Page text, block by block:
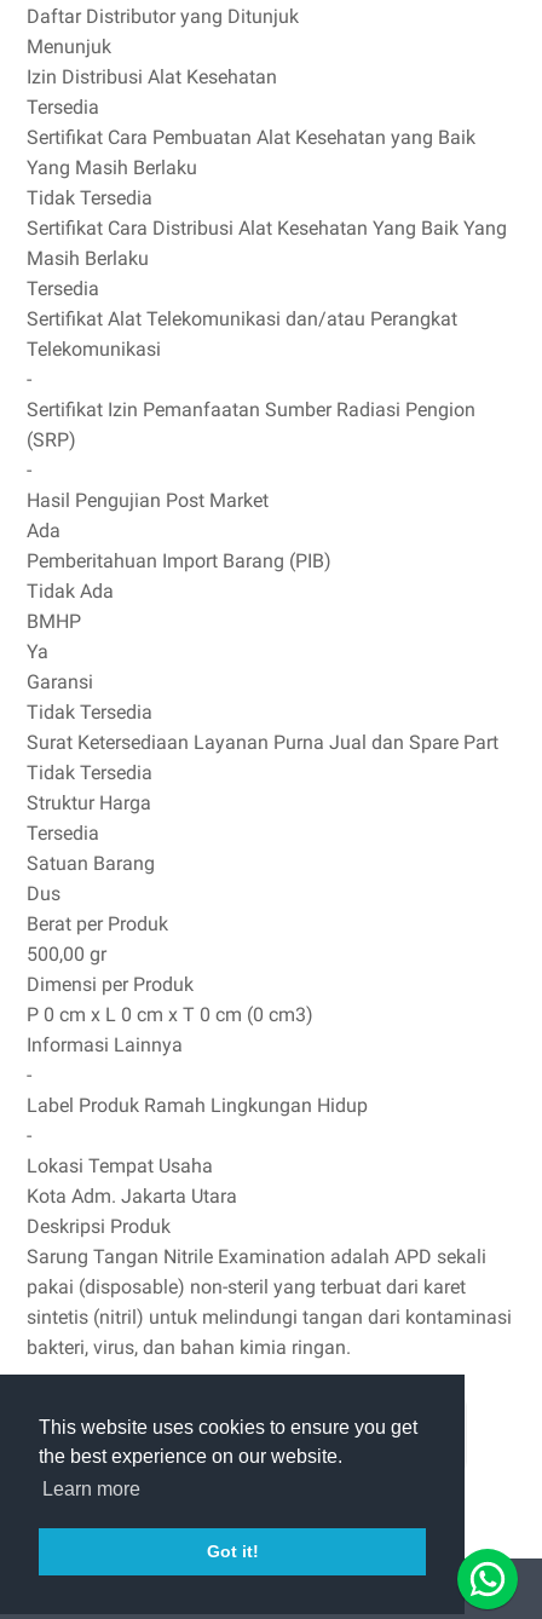
This website uses cookies to ensure you get
the best experience on our website.
Learn more
Got it!
Daftar Distributor yang Ditunjuk
Menunjuk
Izin Distribusi Alat Kesehatan
Tersedia
Sertifikat Cara Pembuatan Alat Kesehatan yang Baik
Yang Masih Berlaku
Tidak Tersedia
Sertifikat Cara Distribusi Alat Kesehatan Yang Baik Yang
Masih Berlaku
Tersedia
Sertifikat Alat Telekomunikasi dan/atau Perangkat
Telekomunikasi
-
Sertifikat Izin Pemanfaatan Sumber Radiasi Pengion
(SRP)
-
Hasil Pengujian Post Market
Ada
Pemberitahuan Import Barang (PIB)
Tidak Ada
BMHP
Ya
Garansi
Tidak Tersedia
Surat Ketersediaan Layanan Purna Jual dan Spare Part
Tidak Tersedia
Struktur Harga
Tersedia
Satuan Barang
Dus
Berat per Produk
500,00 gr
Dimensi per Produk
P 0 cm x L 0 cm x T 0 cm (0 cm3)
Informasi Lainnya
-
Label Produk Ramah Lingkungan Hidup
-
Lokasi Tempat Usaha
Kota Adm. Jakarta Utara
Deskripsi Produk
Sarung Tangan Nitrile Examination adalah APD sekali
pakai (disposable) non-steril yang terbuat dari karet
sintetis (nitril) untuk melindungi tangan dari kontaminasi
bakteri, virus, dan bahan kimia ringan.
PESAN VIA WHATSAPP